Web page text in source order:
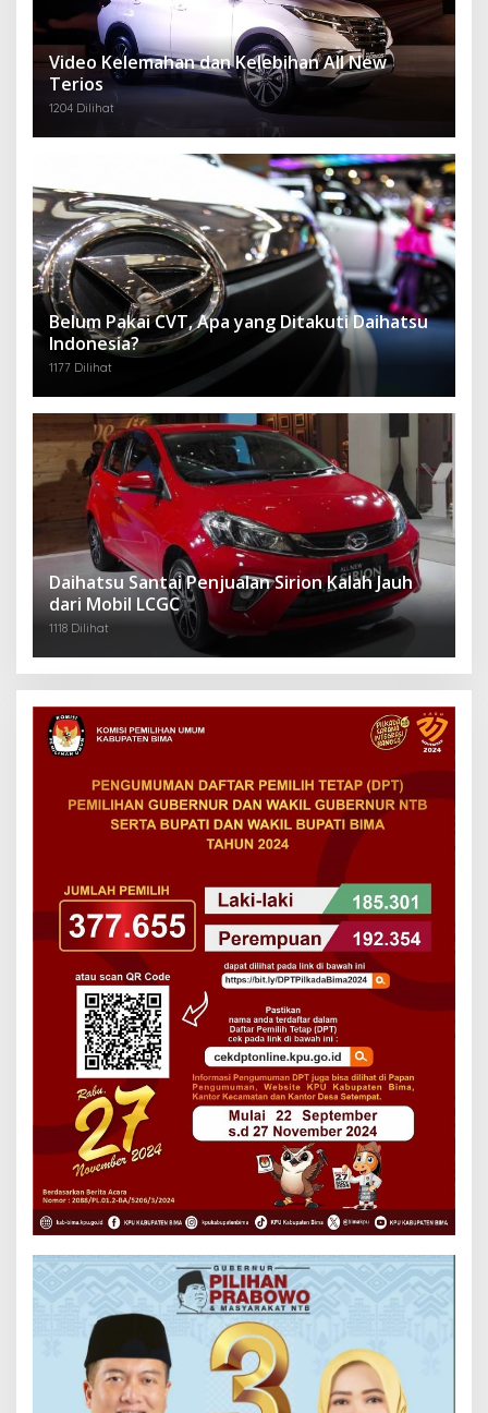
Video Kelemahan dan Kelebihan All New
Terios
1204 Dilihat
Belum Pakai CVT, Apa yang Ditakuti Daihatsu
Indonesia?
1177 Dilihat
Daihatsu Santai Penjualan Sirion Kalah Jauh
dari Mobil LCGC
1118 Dilihat